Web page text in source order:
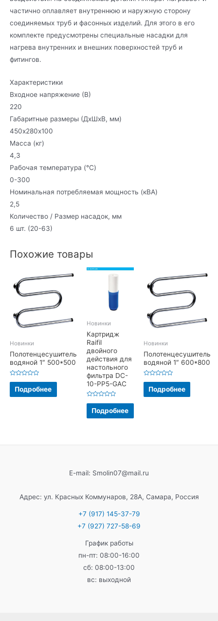
частично оплавляет внутреннюю и наружную сторону
соединяемых труб и фасонных изделий. Для этого в его
комплекте предусмотрены специальные насадки для
нагрева внутренних и внешних поверхностей труб и
фитингов.
Характеристики
Входное напряжение (В)
220
Габаритные размеры (ДхШхВ, мм)
450х280х100
Масса (кг)
4,3
Рабочая температура (°C)
0-300
Номинальная потребляемая мощность (кВА)
2,5
Количество / Размер насадок, мм
6 шт. (20-63)
Похожие товары
Новинки
Полотенцесушитель
водяной 1″ 500*500
Оценка
5
Подробнее
Новинки
Картридж
Raifil
двойного
действия для
настольного
фильтра DC-
10-PP5-GAC
Оценка
5
Подробнее
Новинки
Полотенцесушитель
водяной 1″ 600*800
Оценка
5
Подробнее
E-mail: Smolin07@mail.ru
Адрес: ул. Красных Коммунаров, 28А, Самара, Россия
+7 (917) 145-37-79
+7 (927) 727-58-69
График работы
пн-пт: 08:00-16:00
сб: 08:00-13:00
вс: выходной